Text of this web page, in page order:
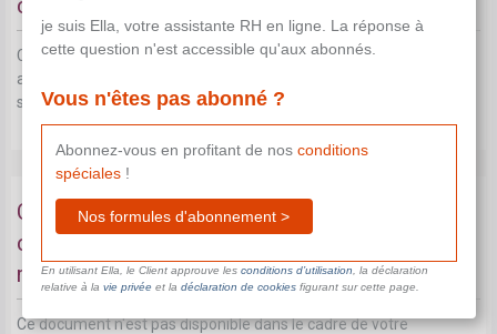
commerce
Ce document n'est pas disponible dans le cadre de votre
abonnement actuel.
supplémentaire.
Conditions afférentes à la rémunération pour la
clause de non-concurrence applicable aux
représentants de commerce
Ce document n'est pas disponible dans le cadre de votre
je suis Ella, votre assistante RH en ligne. La réponse à
cette question n'est accessible qu'aux abonnés.
Vous n'êtes pas abonné ?
Abonnez-vous en profitant de nos conditions
spéciales!
Nos formules d'abonnement >
En utilisant Ella, le Client approuve les conditions d’utilisation , la déclaration
relative à la vie privéeet la déclaration de cookiesfigurant sur cette page.